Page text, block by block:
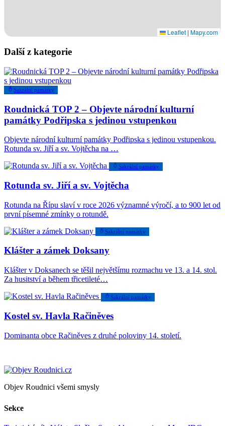
Leaflet | Mapy.com
Další z kategorie
Sakrální památky
Roudnická TOP 2 – Objevte národní kulturní
památky Podřipska s jedinou vstupenkou
Objevte národní kulturní památky Podřipska s jedinou vstupenkou.
Rotunda sv. Jiří a sv. Vojtěcha na …
Sakrální památky
Rotunda sv. Jiří a sv. Vojtěcha
Rotunda na Řípu slaví v roce 2026 významné výročí, a to 900 let od
první písemné zmínky o rotundě.
Sakrální památky
Klášter a zámek Doksany
Klášter v Doksanech se těšil největšímu rozmachu ve 13. a 14. stol.
Za husitství a během třicetileté…
Sakrální památky
Kostel sv. Havla Račiněves
Dominanta obce Račiněves z druhé poloviny 14. století.
Objev Roudnici všemi smysly
Sekce